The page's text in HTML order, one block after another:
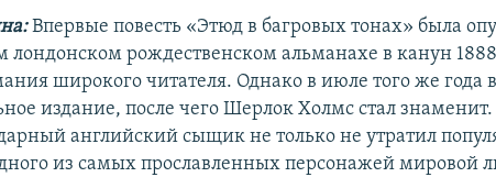
Впервые повесть «Этюд в багровых тонах» была
рождественском альманахе в канун
широкого читателя. Однако в июле того же года
издание, после чего Шерлок Холмс стал
английский сыщик не только не утратил
из самых прославленных персонажей мировой